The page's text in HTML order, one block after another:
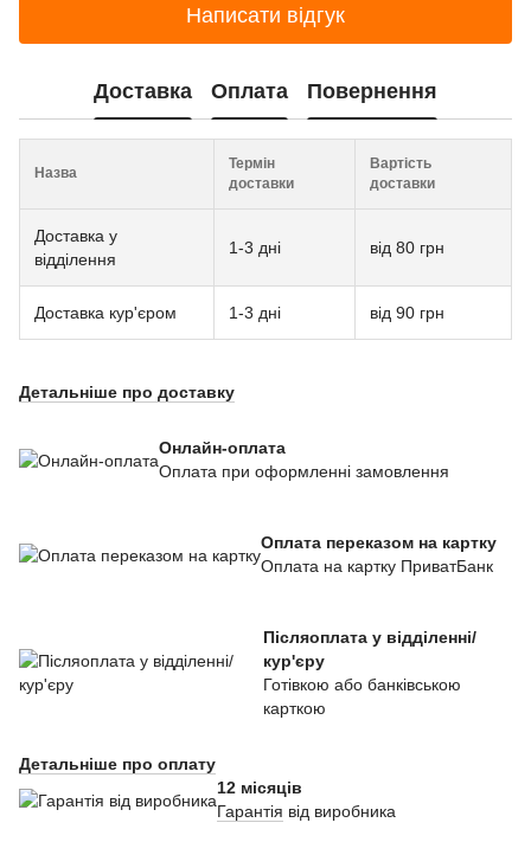
Написати відгук
Доставка Оплата Повернення
Назва
Термін
доставки
Вартість
доставки
Доставка у
відділення
1-3 дні від 80 грн
Доставка кур'єром 1-3 дні від 90 грн
Детальніше про доставку
Онлайн-оплата
Оплата при оформленні замовлення
Оплата переказом на картку
Оплата на картку ПриватБанк
Післяоплата у відділенні/
кур'єру
Готівкою або банківською
карткою
Детальніше про оплату
12 місяців
Гарантія від виробника